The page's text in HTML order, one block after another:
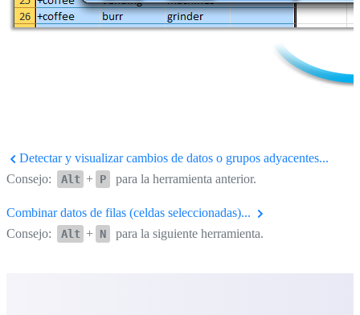
Detectar y visualizar cambios de datos o grupos adyacentes...
Consejo:
Alt + P para la herramienta anterior.
Combinar datos de filas (celdas seleccionadas)...
Consejo:
Alt + N para la siguiente herramienta.